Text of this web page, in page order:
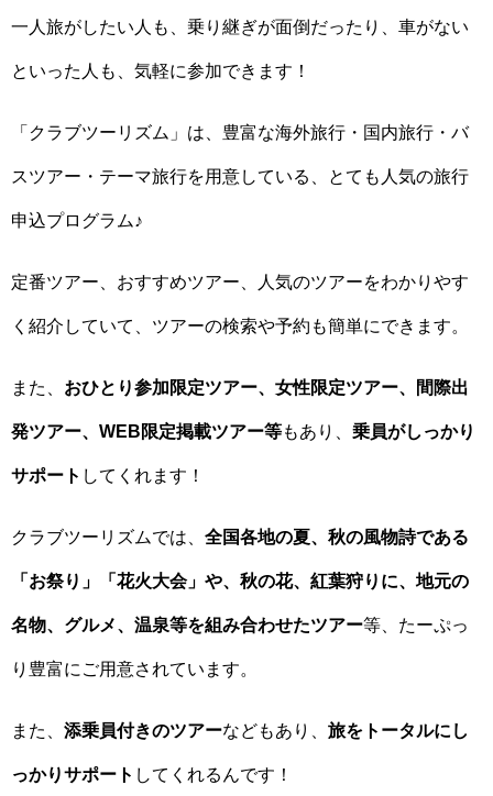
一人旅がしたい人も、乗り継ぎが面倒だったり、車がない
といった人も、気軽に参加できます！
「クラブツーリズム」は、豊富な海外旅行・国内旅行・バ
スツアー・テーマ旅行を用意している、とても人気の旅行
申込プログラム♪
定番ツアー、おすすめツアー、人気のツアーをわかりやす
く紹介していて、ツアーの検索や予約も簡単にできます。
また、 おひとり参加限定ツアー、女性限定ツアー、間際出
発ツアー、WEB限定掲載ツアー等もあり、 乗員がしっかり
サポート してくれます！
クラブツーリズムでは、 全国各地の夏、秋の風物詩である
「お祭り」「花火大会」や、秋の花、紅葉狩りに、地元の
名物、グルメ、温泉等を組み合わせたツアー等、たーぷっ
り豊富にご用意されています。
また、 添乗員付きのツアーなどもあり、 旅をトータルにし
っかりサポート してくれるんです！